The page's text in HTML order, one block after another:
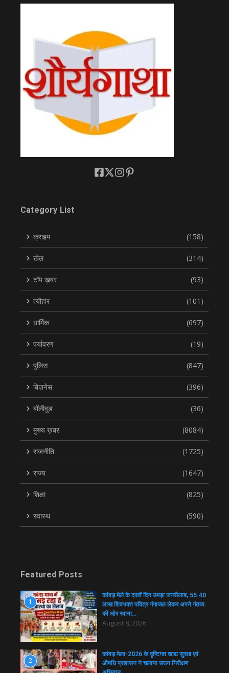
Category List
क्राइम (158)
खेल (314)
टॉप ख़बर (93)
त्यौहार (101)
धार्मिक (697)
पर्यावरण (19)
पुलिस (847)
बिज़नेस (396)
बॉलीवुड (36)
मुख्य ख़बर (8084)
राजनीति (1725)
राज्य (1647)
शिक्षा (825)
स्वास्थ (590)
Featured Posts
1
कांवड़ मेले के दसवें दिन उमड़ा जनसैलाब, 55.40
लाख शिवभक्त पवित्र गंगाजल लेकर अपने गंतव्य
की ओर रवाना…
August 8, 2026
2
कांवड़ मेला-2026 के दृष्टिगत खाद्य सुरक्षा एवं
औषधि प्रशासन ने चलाया सघन निरीक्षण